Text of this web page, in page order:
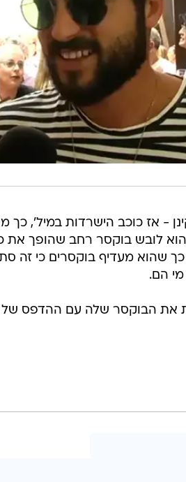
- אז כוכב הישרדות במיל',
לובש בוקסר רחב שהופך את
שהוא מעדיף בוקסרים כי זה
מי הם.
את הבוקסר שלה עם ההדפס